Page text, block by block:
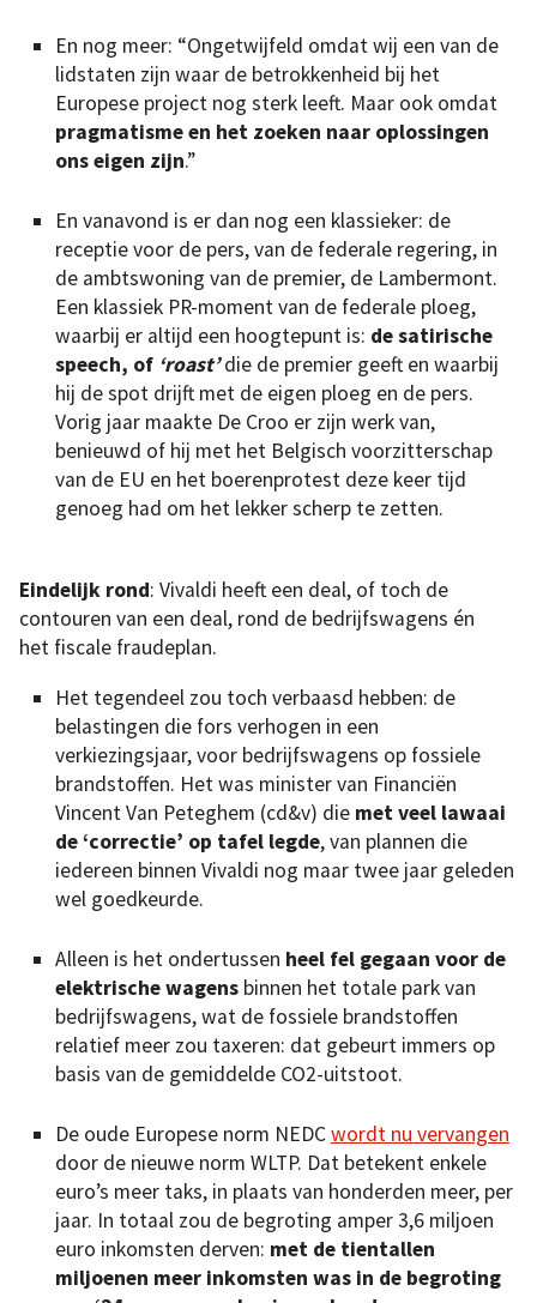
En nog meer: “Ongetwijfeld omdat wij een van de
lidstaten zijn waar de betrokkenheid bij het
Europese project nog sterk leeft. Maar ook omdat
pragmatisme en het zoeken naar oplossingen
ons eigen zijn.”
En vanavond is er dan nog een klassieker: de
receptie voor de pers, van de federale regering, in
de ambtswoning van de premier, de Lambermont.
Een klassiek PR-moment van de federale ploeg,
waarbij er altijd een hoogtepunt is: de satirische
speech, of ‘roast’ die de premier geeft en waarbij
hij de spot drijft met de eigen ploeg en de pers.
Vorig jaar maakte De Croo er zijn werk van,
benieuwd of hij met het Belgisch voorzitterschap
van de EU en het boerenprotest deze keer tijd
genoeg had om het lekker scherp te zetten.
Eindelijk rond: Vivaldi heeft een deal, of toch de
contouren van een deal, rond de bedrijfswagens én
het fiscale fraudeplan.
Het tegendeel zou toch verbaasd hebben: de
belastingen die fors verhogen in een
verkiezingsjaar, voor bedrijfswagens op fossiele
brandstoffen. Het was minister van Financiën
Vincent Van Peteghem (cd&v) die met veel lawaai
de ‘correctie’ op tafel legde, van plannen die
iedereen binnen Vivaldi nog maar twee jaar geleden
wel goedkeurde.
Alleen is het ondertussen heel fel gegaan voor de
elektrische wagens binnen het totale park van
bedrijfswagens, wat de fossiele brandstoffen
relatief meer zou taxeren: dat gebeurt immers op
basis van de gemiddelde CO2-uitstoot.
De oude Europese norm NEDCwordt nu vervangen
door de nieuwe norm WLTP. Dat betekent enkele
euro’s meer taks, in plaats van honderden meer, per
jaar. In totaal zou de begroting amper 3,6 miljoen
euro inkomsten derven: met de tientallen
miljoenen meer inkomsten was in de begroting